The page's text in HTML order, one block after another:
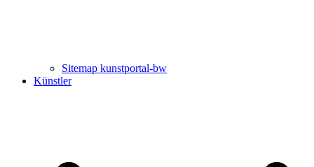
Sitemap kunstportal-bw
Künstler